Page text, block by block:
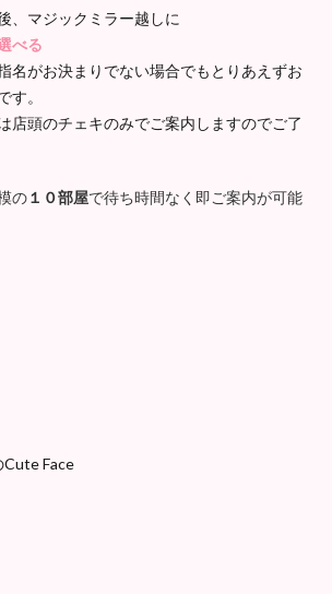
、マジックミラー越しに
べる
名がお決まりでない場合でもとりあえずお
す。
店頭のチェキのみでご案内しますのでご了
の１０部屋で待ち時間なく即ご案内が可能
Face